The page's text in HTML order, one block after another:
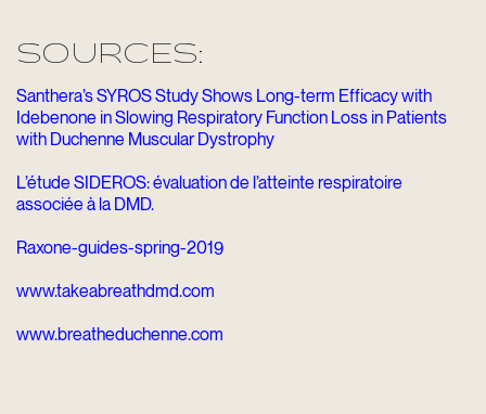
SOURCES:
Santhera’s SYROS Study Shows Long-term Efficacy with
Idebenone in Slowing Respiratory Function Loss in Patients
with Duchenne Muscular Dystrophy
L’étude SIDEROS: évaluation de l’atteinte respiratoire
associée à la DMD.
Raxone-guides-spring-2019
www.takeabreathdmd.com
www.breatheduchenne.com